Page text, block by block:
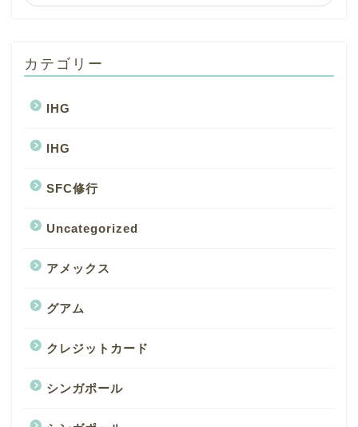
カテゴリー
IHG
IHG
SFC修行
Uncategorized
アメックス
グアム
クレジットカード
シンガポール